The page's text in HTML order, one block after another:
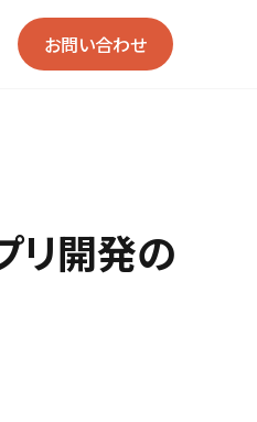
お問い合わせ
リ開発の